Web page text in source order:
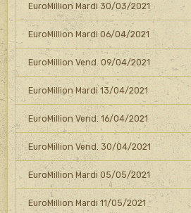
EuroMillion Mardi 30/03/2021
EuroMillion Mardi 06/04/2021
EuroMillion Vend. 09/04/2021
EuroMillion Mardi 13/04/2021
EuroMillion Vend. 16/04/2021
EuroMillion Vend. 30/04/2021
EuroMillion Mardi 05/05/2021
EuroMillion Mardi 11/05/2021